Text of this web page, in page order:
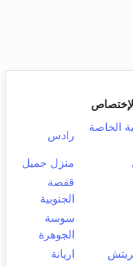
الخاصة
رادس
منزل جميل
قفصة
الجنوبية
سوسة
الجوهرة
اريانة